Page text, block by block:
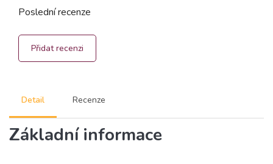
Detail Recenze
Základní informace
Poslední recenze
Přidat recenzi